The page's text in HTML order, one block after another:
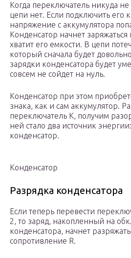
Когда переключатель никуда
цепи нет. Если подключить его к
напряжение с аккумулятора
Конденсатор начнет заряжаться
хватит его емкости. В цепи
который сначала будет
зарядки конденсатора будет
совсем не сойдет на нуль.
Конденсатор при этом
знака, как и сам аккумулятор.
переключатель К, получим
ней стало два источник
конденсатор.
Конденсатор
Разрядка конденсатора
Если теперь перевести
2, то заряд, накопленный на
конденсатора, начнет
сопротивление R.